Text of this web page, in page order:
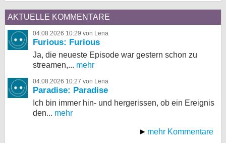
AKTUELLE KOMMENTARE
04.08.2026 10:29 von Lena
Furious: Furious
Ja, die neueste Episode war gestern schon zu
streamen,... mehr
04.08.2026 10:27 von Lena
Paradise: Paradise
Ich bin immer hin- und hergerissen, ob ein Ereignis
den... mehr
mehr Kommentare